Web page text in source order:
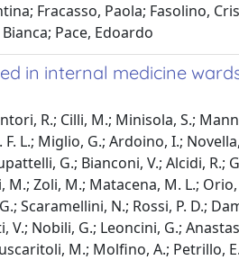
Fracasso, Paola; Fasolino,
Pace, Edoardo
in internal medicine
R.; Cilli, M.; Minisola, S.;
L.; Miglio, G.; Ardoino, I.;
G.; Bianconi, V.; Alcidi, R.;
Zoli, M.; Matacena, M. L.;
Scaramellini, N.; Rossi, P. D.;
Nobili, G.; Leoncini, G.;
M.; Molfino, A.; Petrillo,